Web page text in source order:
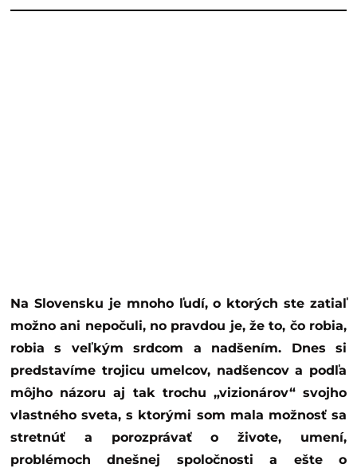
Na Slovensku je mnoho ľudí, o ktorých ste zatiaľ
možno ani nepočuli, no pravdou je, že to, čo robia,
robia s veľkým srdcom a nadšením. Dnes si
predstavíme trojicu umelcov, nadšencov a podľa
môjho názoru aj tak trochu „vizionárov“ svojho
vlastného sveta, s ktorými som mala možnosť sa
stretnúť a porozprávať o živote, umení,
problémoch dnešnej spoločnosti a ešte o